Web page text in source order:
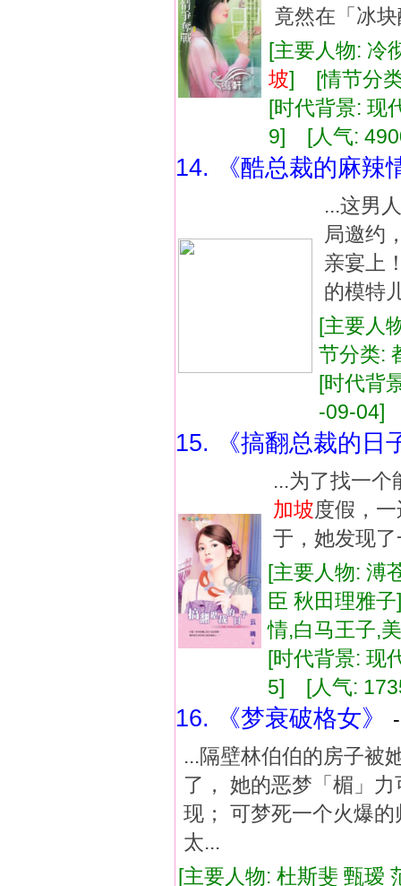
竟然在「冰
[主要人物: 冷
坡] [情节分
[时代背景:
9] [人气:
14. 《酷总裁的麻辣
...这男
局邀约
亲宴上
的模特
[主要人
节分类:
[时代背
-09-04]
15. 《搞翻总裁的日
...为了找一
加坡度假，
于，她发现
[主要人物: 溥
臣 秋田理雅
情,白马王子,
[时代背景:
5] [人气:
16. 《梦衰破格女》
...隔壁林伯伯的房子被
了， 她的恶梦「楣」
现； 可梦死一个火爆
太...
[主要人物: 杜斯斐 甄